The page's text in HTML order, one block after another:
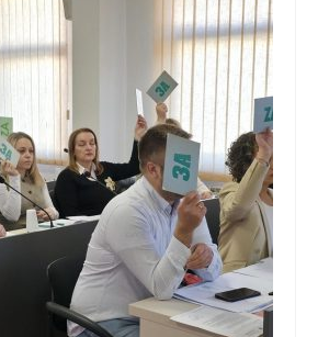
efikasnosti u stambenom